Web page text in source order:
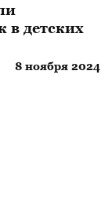
в детских
8 ноября 2024